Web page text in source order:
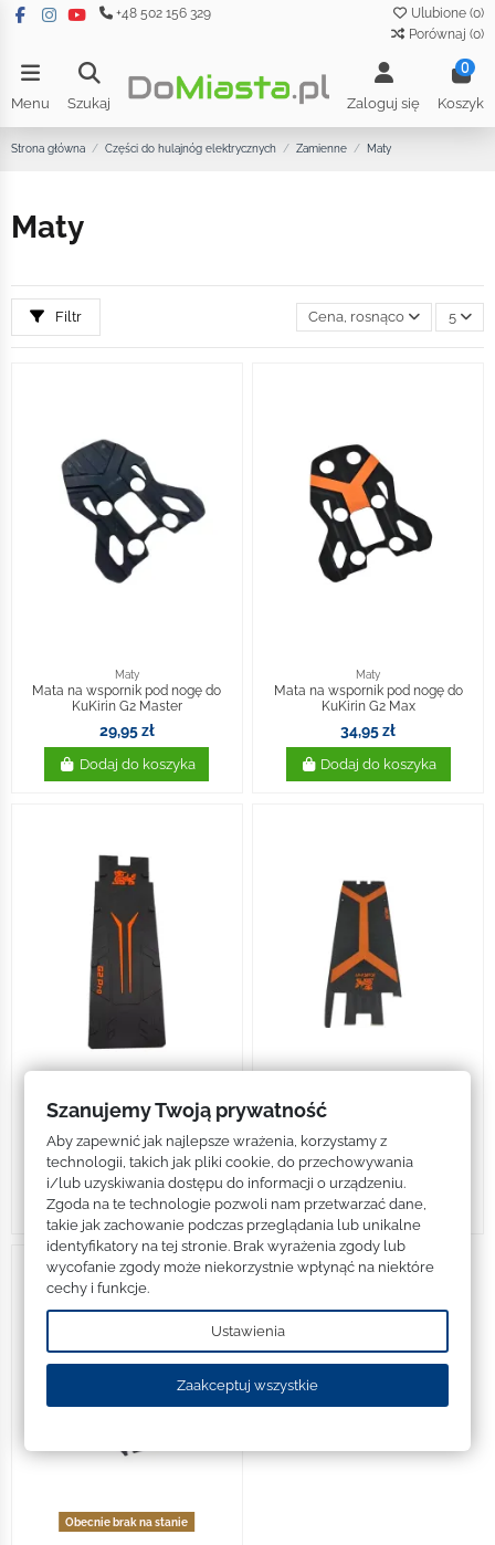
+48 502 156 329 Ulubione (0)
Porównaj (0)
Menu Szukaj Zaloguj się
0
Koszyk
Strona główna Części do hulajnóg elektrycznych Zamienne Maty
Maty
Filtr Cena, rosnąco 5
Maty
Mata na wspornik pod nogę do
KuKirin G2 Master
29,95 zł
Dodaj do koszyka
Maty
Mata na wspornik pod nogę do
KuKirin G2 Max
34,95 zł
Dodaj do koszyka
Maty
Mata na podest do KuKirin G2 Pro
69,95 zł
Dodaj do koszyka
Mata na podest do KuKirin G2
Max
74,95 zł
Dodaj do koszyka
Obecnie brak na stanie
Szanujemy Twoją prywatność
Aby zapewnić jak najlepsze wrażenia, korzystamy z
technologii, takich jak pliki cookie, do przechowywania
i/lub uzyskiwania dostępu do informacji o urządzeniu.
Zgoda na te technologie pozwoli nam przetwarzać dane,
takie jak zachowanie podczas przeglądania lub unikalne
identyfikatory na tej stronie. Brak wyrażenia zgody lub
wycofanie zgody może niekorzystnie wpłynąć na niektóre
cechy i funkcje.
Ustawienia
Zaakceptuj wszystkie